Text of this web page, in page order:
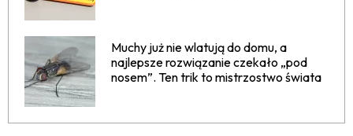
Muchy już nie wlatują do domu, a
najlepsze rozwiązanie czekało „pod
nosem”. Ten trik to mistrzostwo świata